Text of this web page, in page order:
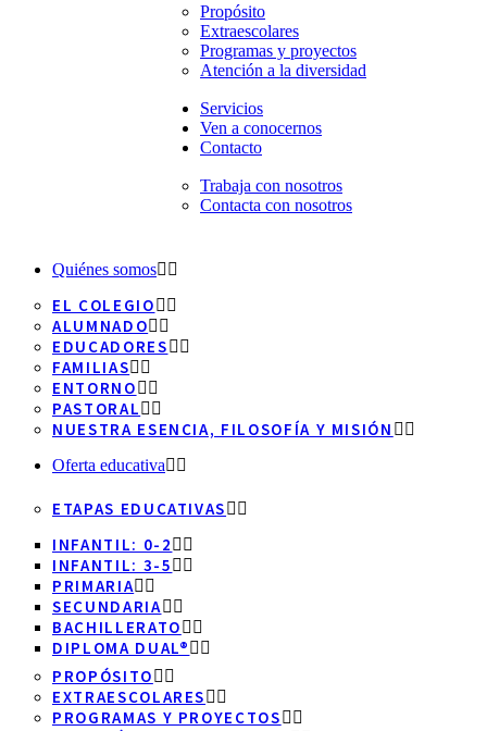
Propósito
Extraescolares
Programas y proyectos
Atención a la diversidad
Servicios
Ven a conocernos
Contacto
Trabaja con nosotros
Contacta con nosotros
Quiénes somos
EL COLEGIO
ALUMNADO
EDUCADORES
FAMILIAS
ENTORNO
PASTORAL
NUESTRA ESENCIA, FILOSOFÍA Y MISIÓN
Oferta educativa
ETAPAS EDUCATIVAS
INFANTIL: 0-2
INFANTIL: 3-5
PRIMARIA
SECUNDARIA
BACHILLERATO
DIPLOMA DUAL®
PROPÓSITO
EXTRAESCOLARES
PROGRAMAS Y PROYECTOS